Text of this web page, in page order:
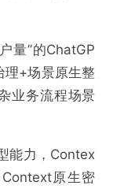
量”的ChatGP
理+场景原生整
业务流程场景
能力，Contex
原生密